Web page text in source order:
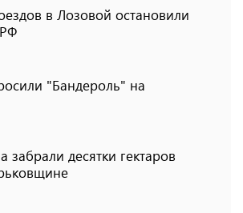
в Лозовой остановили
"Бандероль" на
забрали десятки гектаров